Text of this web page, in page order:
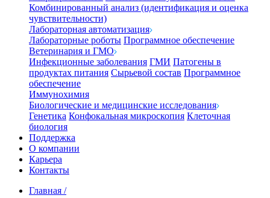
Комбинированный анализ (идентификация и оценка
чувствительности)
Лабораторная автоматизация
Лабораторные роботы Программное обеспечение
Ветеринария и ГМО
Инфекционные заболевания ГМИ Патогены в
продуктах питания Сырьевой состав Программное
обеспечение
Иммунохимия
Биологические и медицинские исследования
Генетика Конфокальная микроскопия Клеточная
биология
Поддержка
О компании
Карьера
Контакты
Главная /